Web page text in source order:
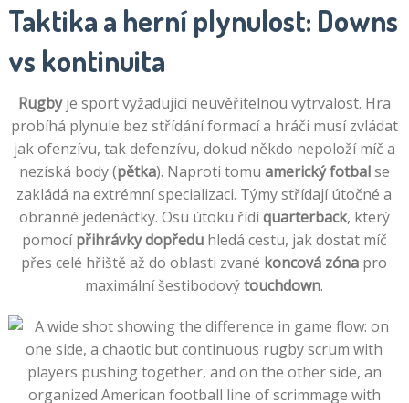
Taktika a herní plynulost: Downs
vs kontinuita
Rugbyje sport vyžadující neuvěřitelnou vytrvalost. Hra
probíhá plynule bez střídání formací a hráči musí zvládat
jak ofenzívu, tak defenzívu, dokud někdo nepoloží míč a
nezíská body (pětka). Naproti tomu americký fotbalse
zakládá na extrémní specializaci. Týmy střídají útočné a
obranné jedenáctky. Osu útoku řídíquarterback, který
pomocípřihrávky dopředuhledá cestu, jak dostat míč
přes celé hřiště až do oblasti zvané koncová zóna pro
maximální šestibodovýtouchdown.